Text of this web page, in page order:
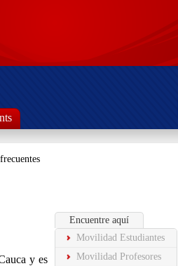
Encuentre aquí
Movilidad Estudiantes
Movilidad Profesores
y es